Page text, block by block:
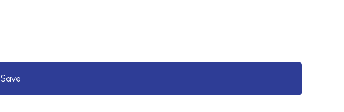
Save